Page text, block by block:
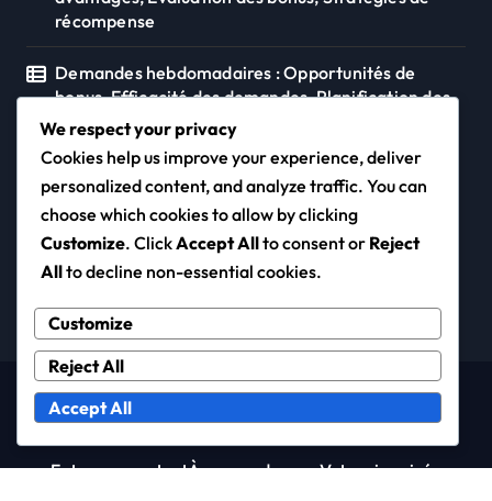
récompense
Demandes hebdomadaires : Opportunités de
bonus, Efficacité des demandes, Planification des
récompenses
cyprien-richard.fr
Copyright © All rights reserved|Newspaperupby
Themeansar.
Entrer en contactÀ propos de nousVotre vie privée
We respect your privacy
Cookies help us improve your experience, deliver
personalized content, and analyze traffic. You can
choose which cookies to allow by clicking
Customize. ClickAccept Allto consent or Reject
Allto decline non-essential cookies.
Customize
Reject All
Accept All